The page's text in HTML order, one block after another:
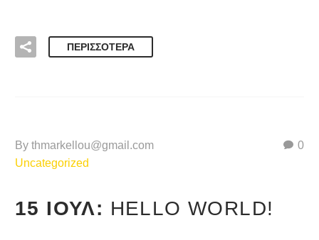
ΠΕΡΙΣΣΌΤΕΡΑ
0
By thmarkellou@gmail.com
Uncategorized
15 ΙΟΎΛ: HELLO WORLD!